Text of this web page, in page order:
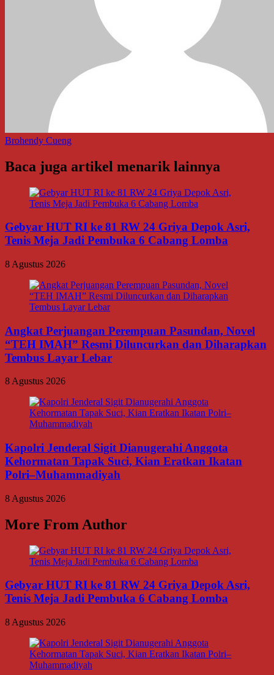
Brohendy Cueng
Baca juga artikel menarik lainnya
Gebyar HUT RI ke 81 RW 24 Griya Depok Asri,
Tenis Meja Jadi Pembuka 6 Cabang Lomba
8 Agustus 2026
Angkat Perjuangan Perempuan Pasundan, Novel
“TEH IMAH” Resmi Diluncurkan dan Diharapkan
Tembus Layar Lebar
8 Agustus 2026
Kapolri Jenderal Sigit Dianugerahi Anggota
Kehormatan Tapak Suci, Kian Eratkan Ikatan
Polri–Muhammadiyah
8 Agustus 2026
More From Author
Gebyar HUT RI ke 81 RW 24 Griya Depok Asri,
Tenis Meja Jadi Pembuka 6 Cabang Lomba
8 Agustus 2026